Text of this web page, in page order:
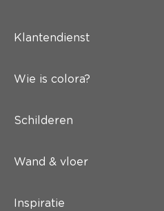
Klantendienst
Wie is colora?
Schilderen
Wand & vloer
Inspiratie